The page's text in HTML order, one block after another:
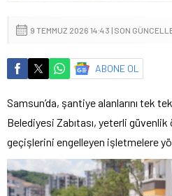
9 TEMMUZ 2026 14:43 | SON
ABONE OL
Samsun’da, şantiye alanlarını tek
Belediyesi Zabıtası, yeterli
geçişlerini engelleyen işletmelere